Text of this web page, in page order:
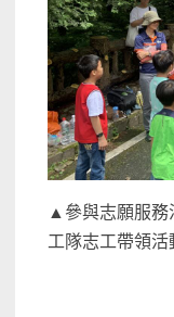
▲參與志願服務
工隊志工帶領